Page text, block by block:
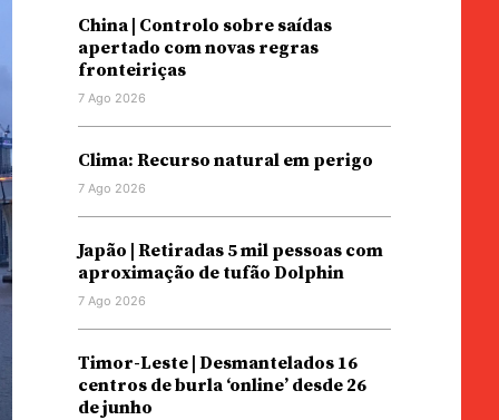
China | Controlo sobre saídas
apertado com novas regras
fronteiriças
7 Ago 2026
Clima: Recurso natural em perigo
7 Ago 2026
Japão | Retiradas 5 mil pessoas com
aproximação de tufão Dolphin
7 Ago 2026
Timor-Leste | Desmantelados 16
centros de burla ‘online’ desde 26
de junho